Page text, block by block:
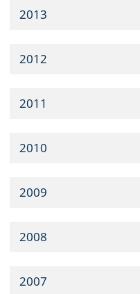
2013
2012
2011
2010
2009
2008
2007